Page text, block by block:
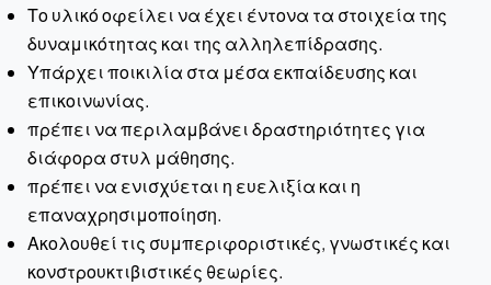
Το υλικό οφείλει να έχει έντονα τα στοιχεία της
δυναμικότητας και της αλληλεπίδρασης.
Υπάρχει ποικιλία στα μέσα εκπαίδευσης και
επικοινωνίας.
πρέπει να περιλαμβάνει δραστηριότητες για
διάφορα στυλ μάθησης.
πρέπει να ενισχύεται η ευελιξία και η
επαναχρησιμοποίηση.
Ακολουθεί τις συμπεριφοριστικές, γνωστικές και
κονστρουκτιβιστικές θεωρίες.